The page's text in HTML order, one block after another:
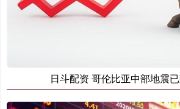
日斗配资 哥伦比亚中部地震